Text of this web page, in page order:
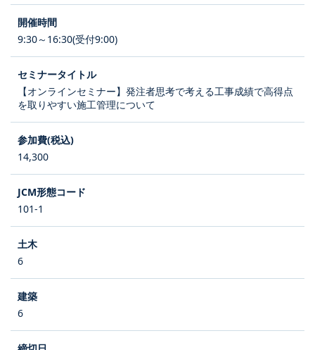
9:30～16:30(受付9:00)
【オンラインセミナー】発注者思考で考える工事成績で高得点
を取りやすい施工管理について
14,300
101-1
6
6